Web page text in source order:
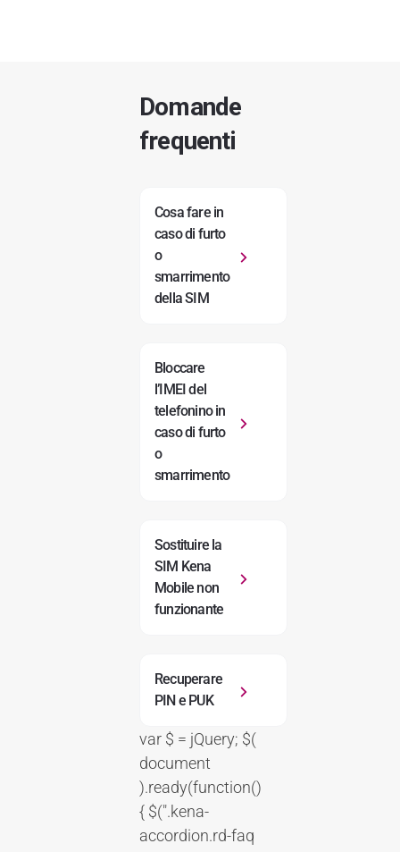
Domande
frequenti
Cosa fare in
caso di furto
o
smarrimento
della SIM
Bloccare
l’IMEI del
telefonino in
caso di furto
o
smarrimento
Sostituire la
SIM Kena
Mobile non
funzionante
Recuperare
PIN e PUK
var $ = jQuery; $(
document
).ready(function()
{ $(".kena-
accordion.rd-faq